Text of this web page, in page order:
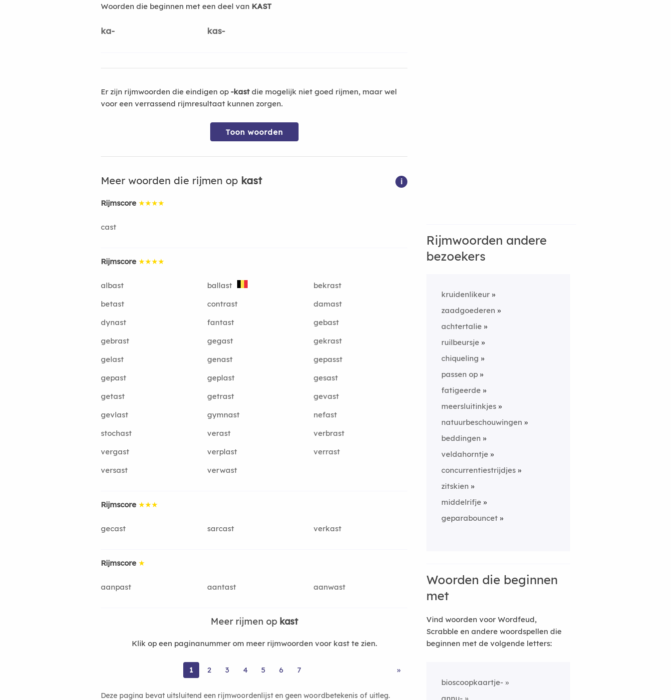
Woorden die beginnen met een deel van KAST
ka- kas-
Er zijn rijmwoorden die eindigen op -kast die mogelijk niet goed rijmen, maar wel
voor een verrassend rijmresultaat kunnen zorgen.
Toon woorden
Meer woorden die rijmen op kast i
Rijmscore ★★★★
cast
Rijmscore ★★★★
albast ballast
bekrast
betast
contrast
damast
dynast
fantast
gebast
gebrast
gegast
gekrast
gelast
genast
gepasst
gepast
geplast
gesast
getast
getrast
gevast
gevlast
gymnast
nefast
stochast
verast
verbrast
vergast
verplast
verrast
versast
verwast
Rijmscore ★★★
gecast sarcast verkast
Rijmscore ★
aanpast aantast aanwast
Meer rijmen op kast
Klik op een paginanummer om meer rijmwoorden voor kast te zien.
1 2 3 4 5 6 7 »
Deze pagina bevat uitsluitend een rijmwoordenlijst en geen woordbetekenis of uitleg.
Rijmwoorden andere
bezoekers
kruidenlikeur
zaadgoederen
achtertalie
ruilbeursje
chiqueling
passen op
fatigeerde
meersluitinkjes
natuurbeschouwingen
beddingen
veldahorntje
concurrentiestrijdjes
zitskien
middelrifje
geparabouncet
Woorden die beginnen
met
Vind woorden voor Wordfeud,
Scrabble en andere woordspellen die
beginnen met de volgende letters:
bioscoopkaartje-